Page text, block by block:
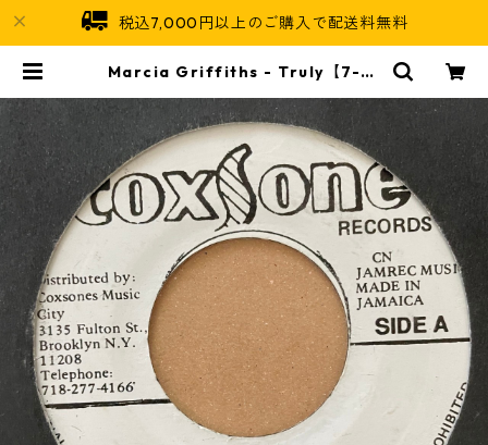
税込7,000円以上のご購入で配送料無料
Marcia Griffiths - Truly【7-21